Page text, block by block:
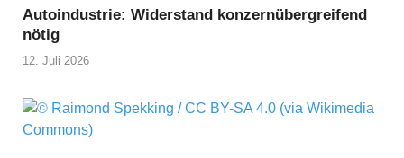
Autoindustrie: Widerstand konzernübergreifend
nötig
12. Juli 2026